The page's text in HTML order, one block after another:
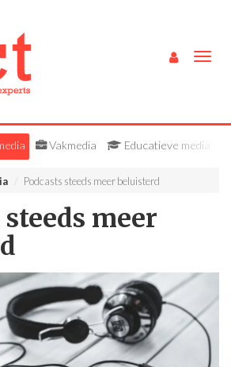
Vakmedia Educatieve media
Podcasts steeds meer beluisterd
meer